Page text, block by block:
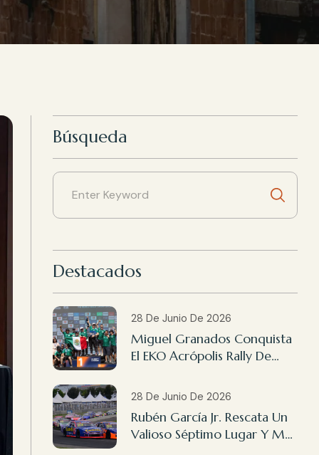
Búsqueda
Destacados
28 De Junio De 2026
Miguel Granados Conquista
El EKO Acrópolis Rally De
28 De Junio De 2026
Rubén García Jr. Rescata Un
Valioso Séptimo Lugar Y Max